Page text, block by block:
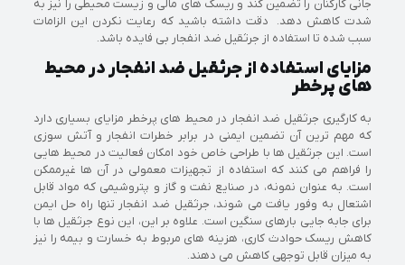
جانی کارکنان را تضمین کند و ریسک های مالی و زیست محیطی را نیز به
شدت کاهش دهد. دقت داشته باشید که رعایت نکردن این الزامات
سبب شده تا استفاده از جرثقیل ضد انفجار بی فایده باشد.
مزایای استفاده از جرثقیل ضد انفجار در محیط
های پرخطر
به کارگیری جرثقیل ضد انفجار در محیط های پرخطر مزایای بسیاری دارد
که مهم ترین آن تضمین ایمنی در برابر خطرات انفجار و آتش سوزی
است. این جرثقیل ها با طراحی خاص خود امکان فعالیت در محیط هایی
را فراهم می کنند که استفاده از تجهیزات معمولی در آن ها غیرممکن
است. به عنوان نمونه، در صنایع نفت و گاز و پتروشیمی که مواد قابل
اشتعال به وفور یافت می شوند، جرثقیل ضد انفجار تنها راه حل ایمن
برای جابه جایی بارهای سنگین است. علاوه بر این، این نوع جرثقیل ها با
کاهش ریسک حوادث کاری، هزینه های مربوط به خسارت و بیمه را نیز
به میزان قابل توجهی کاهش می دهند.